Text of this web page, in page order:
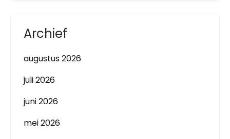
Archief
augustus 2026
juli 2026
juni 2026
mei 2026